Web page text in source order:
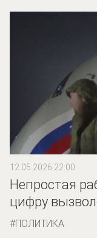
12.05.2026 22:00
Непростая
цифру
ПОЛИТИКА